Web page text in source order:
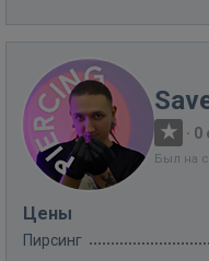
· 0
Был на
Цены
Пирсинг